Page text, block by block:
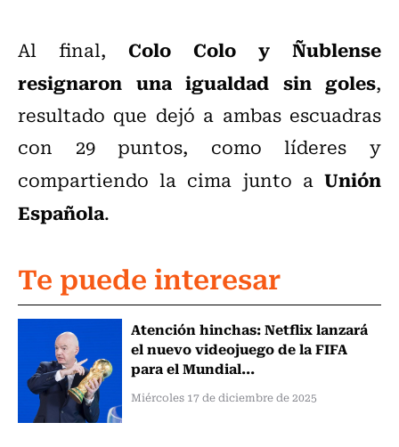
Al final, Colo Colo y Ñublense
resignaron una igualdad sin goles,
resultado que dejó a ambas escuadras
con 29 puntos, como líderes y
compartiendo la cima junto a Unión
Española.
Te puede interesar
Atención hinchas: Netflix lanzará
el nuevo videojuego de la FIFA
para el Mundial...
Miércoles 17 de diciembre de 2025